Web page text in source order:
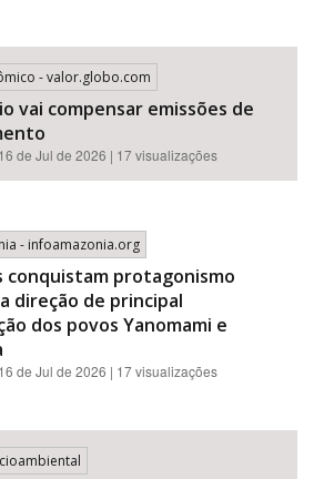
- valor.globo.com
vai compensar emissões de
de Jul de 2026 | 17 visualizações
- infoamazonia.org
conquistam protagonismo
direção de principal
dos povos Yanomami e
de Jul de 2026 | 17 visualizações